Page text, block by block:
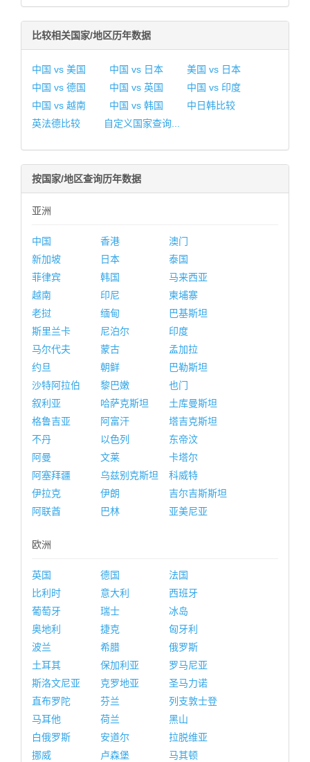
比较相关国家/地区历年数据
中国 vs 美国 中国 vs 日本
美国 vs 日本
中国 vs 德国
中国 vs 英国
中国 vs 印度
中国 vs 越南
中国 vs 韩国
中日韩比较
英法德比较
自定义国家查询...
按国家/地区查询历年数据
亚洲
中国 香港
澳门
新加坡
日本
泰国
菲律宾
韩国
马来西亚
越南
印尼
柬埔寨
老挝
缅甸
巴基斯坦
斯里兰卡
尼泊尔
印度
马尔代夫
蒙古
孟加拉
约旦
朝鲜
巴勒斯坦
沙特阿拉伯
黎巴嫩
也门
叙利亚
哈萨克斯坦
土库曼斯坦
格鲁吉亚
阿富汗
塔吉克斯坦
不丹
以色列
东帝汶
阿曼
文莱
卡塔尔
阿塞拜疆
乌兹别克斯坦
科威特
伊拉克
伊朗
吉尔吉斯斯坦
阿联酋
巴林 亚美尼亚
欧洲
英国 德国
法国
比利时
意大利
西班牙
葡萄牙
瑞士
冰岛
奥地利
捷克
匈牙利
波兰
希腊
俄罗斯
土耳其
保加利亚
罗马尼亚
斯洛文尼亚
克罗地亚
圣马力诺
直布罗陀
芬兰
列支敦士登
马耳他
荷兰
黑山
白俄罗斯
安道尔
拉脱维亚
挪威
卢森堡
马其顿